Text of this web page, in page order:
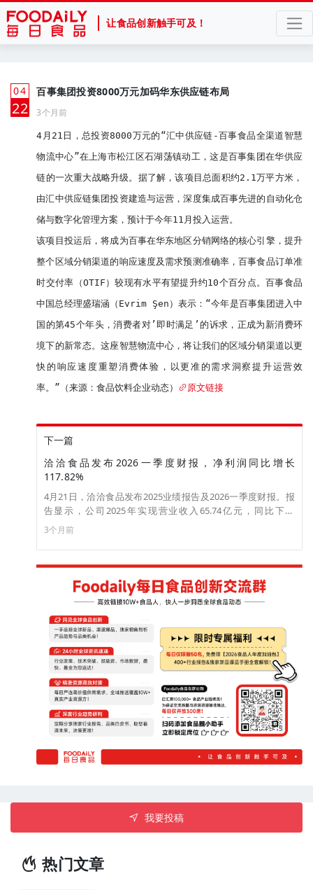
让食品创新触手可及！
04
月
22
百事集团投资8000万元加码华东供应链布局
3个月前
4月21日，总投资8000万元的“汇中供应链-百事食品全渠道智慧
物流中心”在上海市松江区石湖荡镇动工，这是百事集团在华供应
链的一次重大战略升级。据了解，该项目总面积约2.1万平方米，
由汇中供应链集团投资建造与运营，深度集成百事先进的自动化仓
储与数字化管理方案，预计于今年11月投入运营。
该项目投运后，将成为百事在华东地区分销网络的核心引擎，提升
整个区域分销渠道的响应速度及需求预测准确率，百事食品订单准
时交付率（OTIF）较现有水平有望提升约10个百分点。百事食品
中国总经理盛瑞涵（Evrim Şen）表示：“今年是百事集团进入中
国的第45个年头，消费者对’即时满足’的诉求，正成为新消费环
境下的新常态。这座智慧物流中心，将让我们的区域分销渠道以更
快的响应速度重塑消费体验，以更准的需求洞察提升运营效
率。”（来源：食品饮料企业动态）
原文链接
下一篇
洽洽食品发布2026一季度财报，净利润同比增长
117.82%
4月21日，洽洽食品发布2025业绩报告及2026一季度财报。报
告显示，公司2025年实现营业收入65.74亿元，同比下降
7.82%；归母净利润3.18亿元，同比大幅下滑62.51%。公司
2026年一季度营业收入22.22亿元，同比增长41.46%；归母净
利润1.68亿元，同比增长117.82%。公司表示，今年一季度业绩
增长主要受销售规模提升带动，但现金流阶段性承压。（来
源：快消品网）
3个月前
我要投稿
热门文章